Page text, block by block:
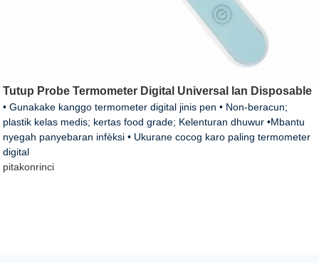
Tutup Probe Termometer Digital Universal lan Disposable
• Gunakake kanggo termometer digital jinis pen • Non-beracun;
plastik kelas medis; kertas food grade; Kelenturan dhuwur •Mbantu
nyegah panyebaran infèksi • Ukurane cocog karo paling termometer
digital
pitakonrinci